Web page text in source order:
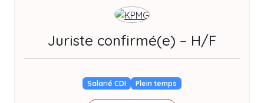
Juriste confirmé(e) – H/F
Salarié CDI Plein temps